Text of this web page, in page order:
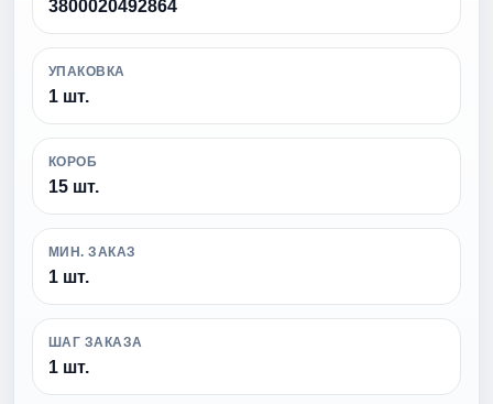
3800020492864
УПАКОВКА
1 шт.
КОРОБ
15 шт.
МИН. ЗАКАЗ
1 шт.
ШАГ ЗАКАЗА
1 шт.